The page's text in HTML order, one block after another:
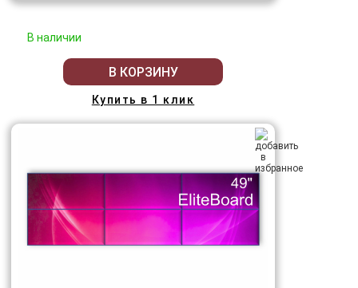
В наличии
В КОРЗИНУ
Купить в 1 клик